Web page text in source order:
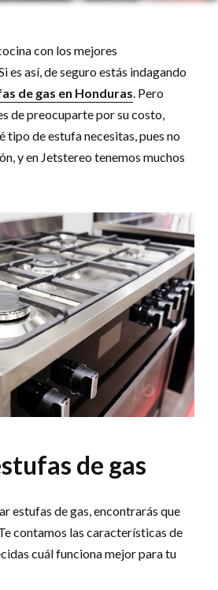
con los mejores
es así, de seguro estás indagando
de gas en Honduras. Pero
de preocuparte por su costo,
tipo de estufa necesitas, pues no
y en Jetstereo tenemos muchos
de gas
estufas de gas, encontrarás que
contamos las características de
cuál funciona mejor para tu